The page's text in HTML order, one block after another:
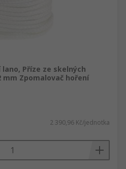
lano, Příze ze skelných
mm Zpomalovač hoření
2 390,96 Kč/jednotka